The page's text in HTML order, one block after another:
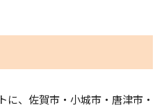
に、佐賀市・小城市・唐津市・